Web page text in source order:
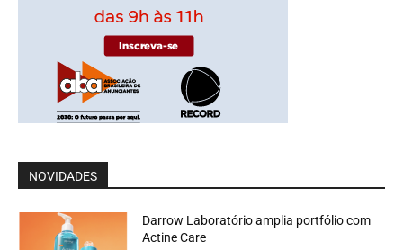
NOVIDADES
Darrow Laboratório amplia portfólio com
Actine Care